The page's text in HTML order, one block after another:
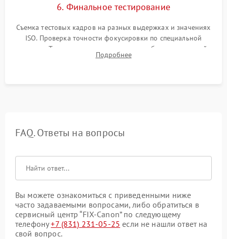
6. Финальное тестирование
Съемка тестовых кадров на разных выдержках и значениях
ISO. Проверка точности фокусировки по специальной
мишени. Тест записи на карту памяти, работы встроенной
вспышки, микрофона и всех кнопок управления.
Подробнее
FAQ. Ответы на вопросы
Вы можете ознакомиться с приведенными ниже
часто задаваемыми вопросами, либо обратиться в
сервисный центр “FIX-Canon” по следующему
телефону+7 (831) 231-05-25 если не нашли ответ на
свой вопрос.